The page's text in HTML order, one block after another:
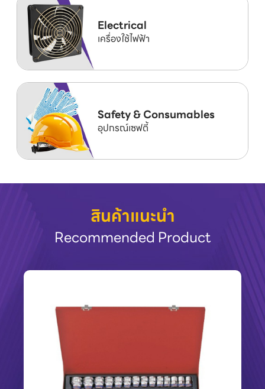
Electrical
เครื่องใช้ไฟฟ้า
Safety & Consumables
อุปกรณ์เซฟตี้
สินค้าแนะนำ
Recommended Product